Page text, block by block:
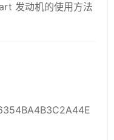
发动机的使用方法